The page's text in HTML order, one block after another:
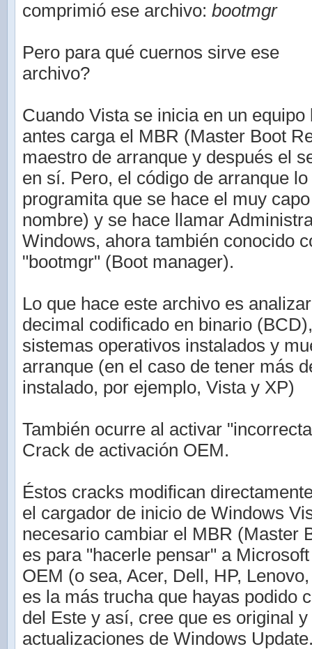
comprimió ese archivo: bootmgr
Pero para qué cuernos sirve ese
archivo?
Cuando Vista se inicia en un
antes carga el MBR (Master Boot
maestro de arranque y después el
en sí. Pero, el código de arranque
programita que se hace el muy
nombre) y se hace llamar
Windows, ahora también conocido
"bootmgr" (Boot manager).
Lo que hace este archivo es
decimal codificado en binario
sistemas operativos instalados y
arranque (en el caso de tener más
instalado, por ejemplo, Vista y XP)
También ocurre al activar
Crack de activación OEM.
Éstos cracks modifican
el cargador de inicio de Windows
necesario cambiar el MBR (Master
es para "hacerle pensar" a
OEM (o sea, Acer, Dell, HP,
es la más trucha que hayas podido
del Este y así, cree que es original
actualizaciones de Windows